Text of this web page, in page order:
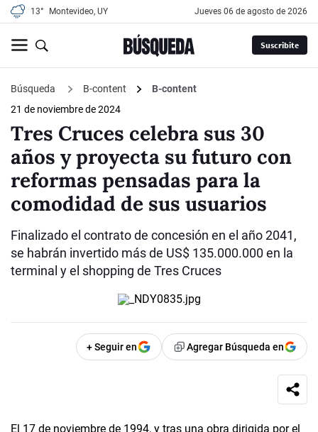
13° Montevideo, UY jueves 06 de agosto de 2026
Suscribite
Búsqueda B-content
B-content
21 de noviembre de 2024
Tres Cruces celebra sus 30
años y proyecta su futuro con
reformas pensadas para la
comodidad de sus usuarios
Finalizado el contrato de concesión en el año 2041,
se habrán invertido más de US$ 135.000.000 en la
terminal y el shopping de Tres Cruces
+ Seguir en Agregar Búsqueda en
El 17 de noviembre de 1994, y tras una obra dirigida por el